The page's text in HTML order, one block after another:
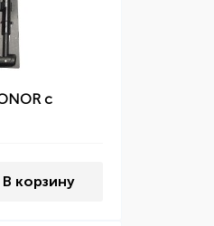
с
В корзину